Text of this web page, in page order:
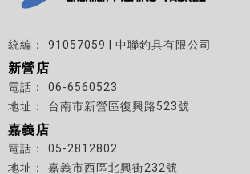
91057059 | 中聯釣具有限公司
新營店
06-6560523
台南市新營區復興路523號
嘉義店
05-2812802
嘉義市西區北興街232號